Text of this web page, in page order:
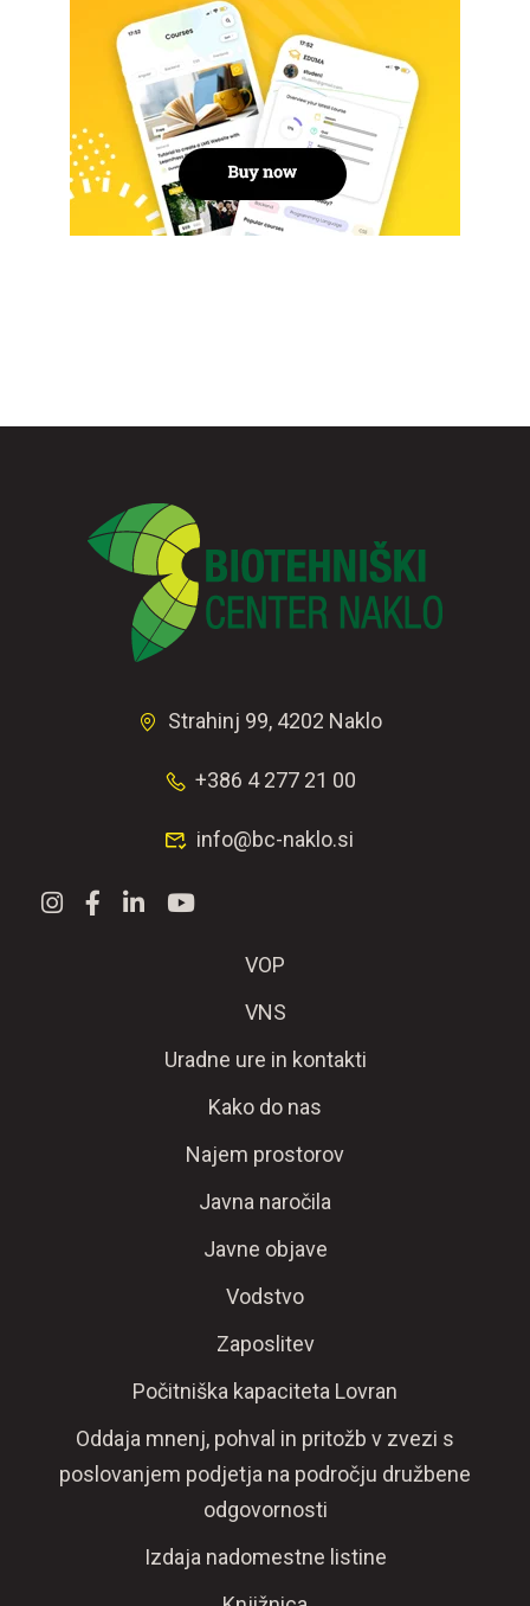
Strahinj 99, 4202 Naklo
+386 4 277 21 00
info@bc-naklo.si
VOP
VNS
Uradne ure in kontakti
Kako do nas
Najem prostorov
Javna naročila
Javne objave
Vodstvo
Zaposlitev
Počitniška kapaciteta Lovran
Oddaja mnenj, pohval in pritožb v zvezi s
poslovanjem podjetja na področju družbene
odgovornosti
Izdaja nadomestne listine